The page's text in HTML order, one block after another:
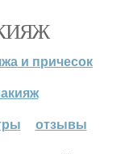
и причесок
отзывы